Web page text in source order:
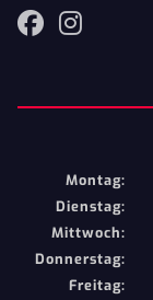
Montag:
Dienstag:
Mittwoch:
Donnerstag:
Freitag: